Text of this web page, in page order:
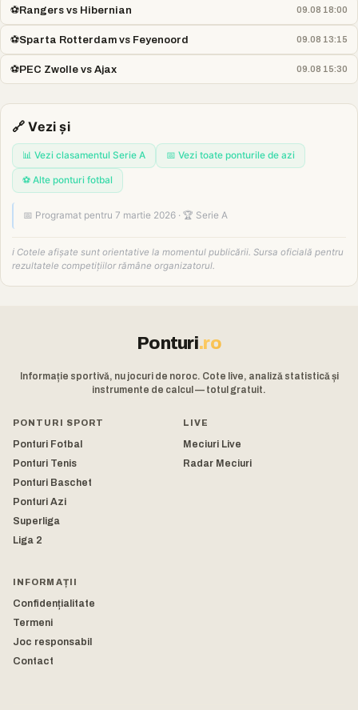
⚽Rangers vs Hibernian 09.08 18:00
⚽Sparta Rotterdam vs Feyenoord 09.08 13:15
⚽PEC Zwolle vs Ajax 09.08 15:30
🔗 Vezi și
📊 Vezi clasamentul Serie A 📅 Vezi toate ponturile de azi
⚽ Alte ponturi fotbal
📅 Programat pentru 7 martie 2026 · 🏆 Serie A
ℹ️ Cotele afișate sunt orientative la momentul publicării. Sursa oficială pentru
rezultatele competițiilor rămâne organizatorul.
Ponturi.ro
Informație sportivă, nu jocuri de noroc. Cote live, analiză statistică și
instrumente de calcul — totul gratuit.
PONTURI SPORT
Ponturi Fotbal
Ponturi Tenis
Ponturi Baschet
Ponturi Azi
Superliga
Liga 2
LIVE
Meciuri Live
Radar Meciuri
INFORMAȚII
Confidențialitate
Termeni
Joc responsabil
Contact